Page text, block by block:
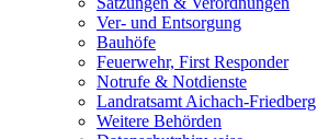
Ver- und Entsorgung
Bauhöfe
Feuerwehr, First Responder
Notrufe & Notdienste
Landratsamt Aichach-Friedberg
Weitere Behörden